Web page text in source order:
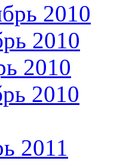
2010
2010
2010
2010
2011